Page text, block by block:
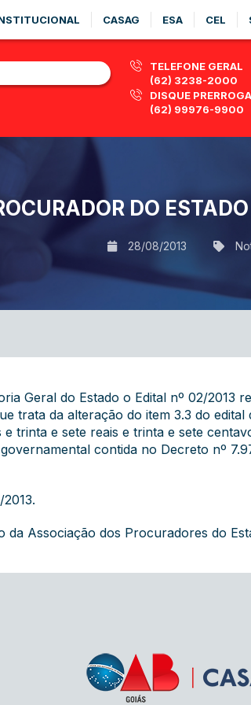
CASAG ESA CEL
TELEFONE GERAL
(62) 3238-2000
DISQUE
(62) 99976-9900
DO
28/08/2013
Geral do Estado o Edital nº 02/
trata da alteração do item 3.3 do
trinta e sete reais e trinta e sete
contida no Decreto nº
da Associação dos Procuradores do